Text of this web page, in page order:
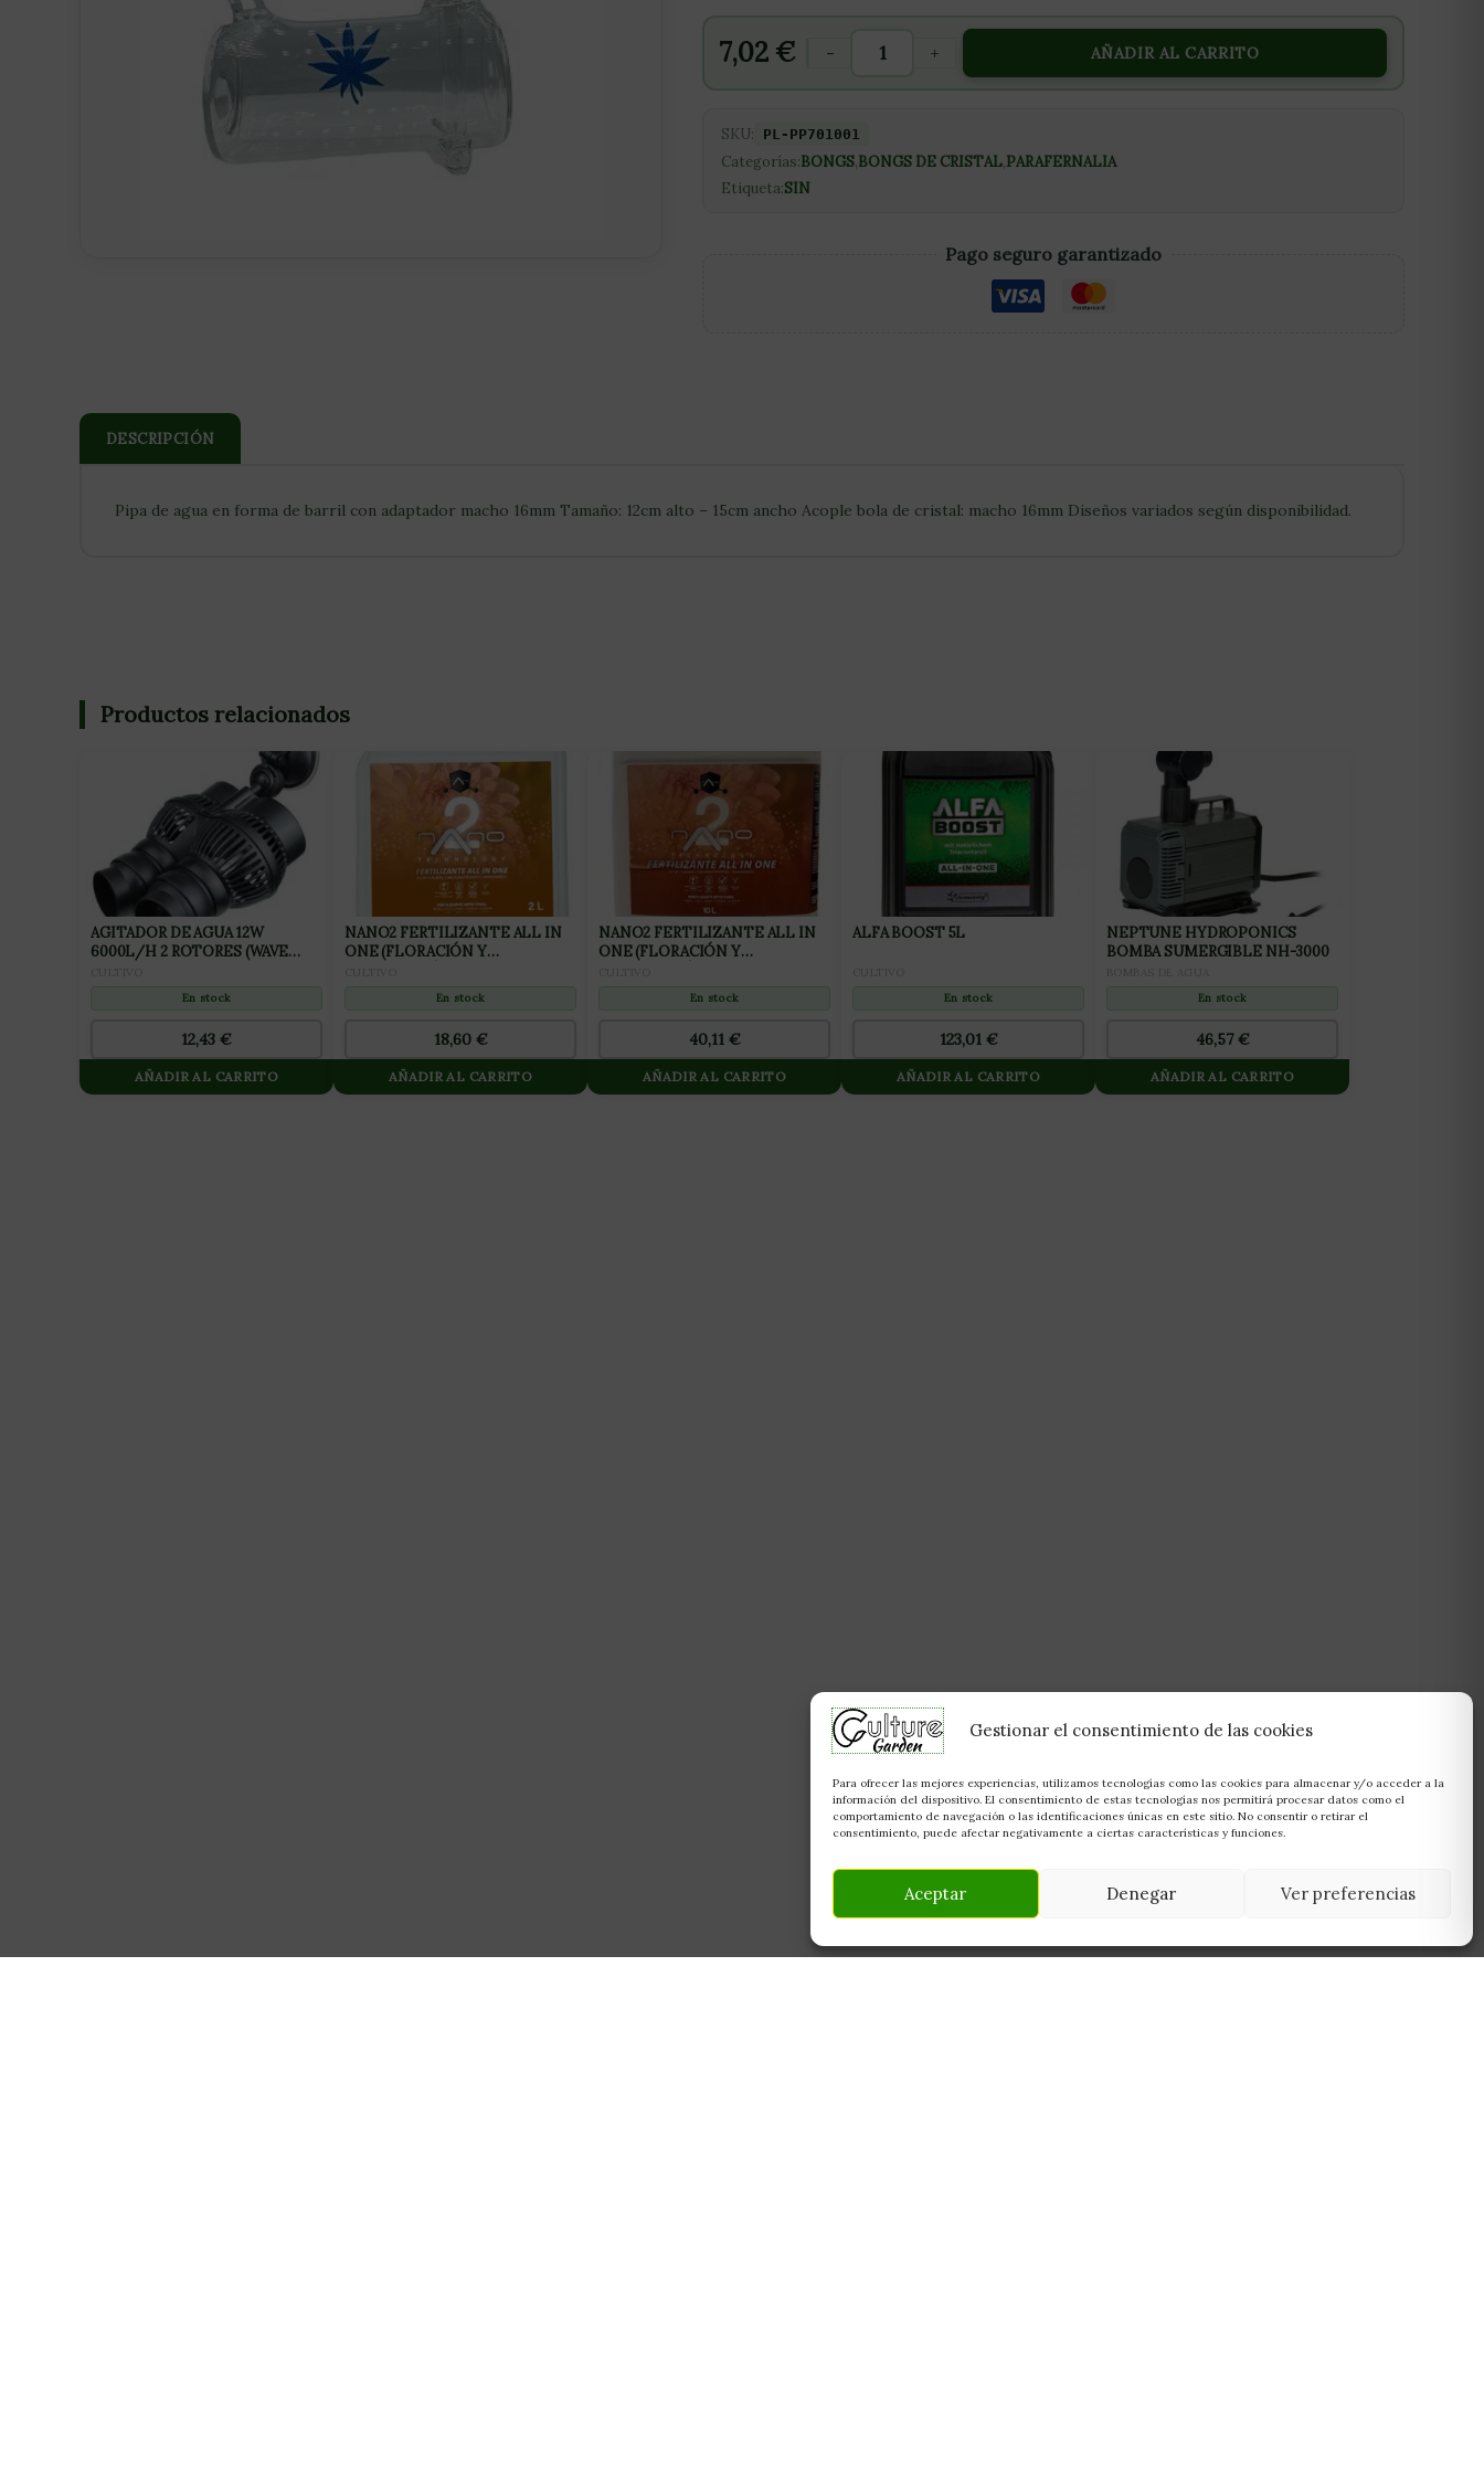
Gestionar el consentimiento de las cookies
Para ofrecer las mejores experiencias, utilizamos tecnologías como las cookies para almacenar y/o acceder a la
información del dispositivo. El consentimiento de estas tecnologías nos permitirá procesar datos como el
comportamiento de navegación o las identificaciones únicas en este sitio. No consentir o retirar el
consentimiento, puede afectar negativamente a ciertas características y funciones.
Aceptar Denegar Ver preferencias
7,02 € - + AÑADIR AL CARRITO
SKU: PL-PP701001
Categorías:BONGS,BONGS DE CRISTAL,PARAFERNALIA
Etiqueta:SIN
Pago seguro garantizado
DESCRIPCIÓN
Pipa de agua en forma de barril con adaptador macho 16mm Tamaño: 12cm alto – 15cm ancho Acople bola de cristal: macho 16mm Diseños variados según disponibilidad.
Productos relacionados
AGITADOR DE AGUA 12W
6000L/H 2 ROTORES (WAVE
HIDROPONICSEn stock
12,43 €
AÑADIR AL CARRITO
NANO2 FERTILIZANTE ALL IN
ONE (FLORACIÓN Y
En stock
18,60 €
AÑADIR AL CARRITO
NANO2 FERTILIZANTE ALL IN
ONE (FLORACIÓN Y
En stock
40,11 €
AÑADIR AL CARRITO
ALFA BOOST 5L
En stock
123,01 €
AÑADIR AL CARRITO
NEPTUNE HYDROPONICS
BOMBA SUMERGIBLE NH-3000
En stock
46,57€
AÑADIR AL CARRITO